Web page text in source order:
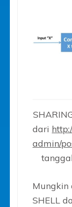
dari
admin/
Mungkin
SHELL